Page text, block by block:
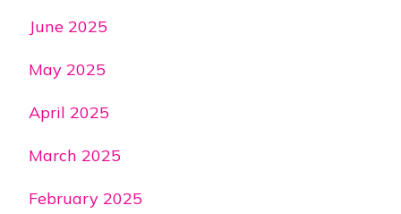
June 2025
May 2025
April 2025
March 2025
February 2025